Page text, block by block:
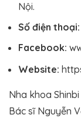
Nội.
Số điện thoại:
Facebook:
Website:
Nha khoa
Bác sĩ Nguyễn